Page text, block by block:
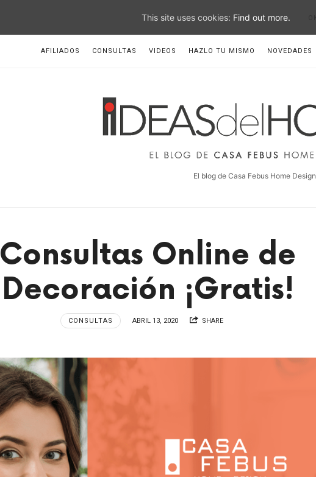
AFILIADOS CONSULTAS VIDEOS HAZLO TU MISMO NOVEDADES
Ideas
del
El blog de Casa Febus Home Design
Consultas Online de
Decoración ¡Gratis!
CONSULTAS ABRIL 13, 2020 SHARE
This site uses cookies: Find out more.